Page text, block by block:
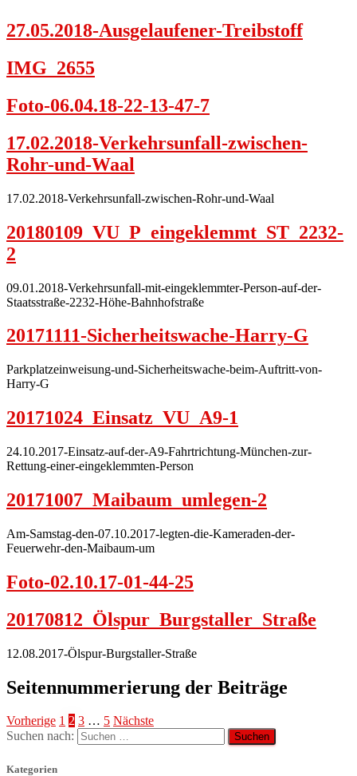
27.05.2018-Ausgelaufener-Treibstoff
IMG_2655
Foto-06.04.18-22-13-47-7
17.02.2018-Verkehrsunfall-zwischen-
Rohr-und-Waal
17.02.2018-Verkehrsunfall-zwischen-Rohr-und-Waal
20180109_VU_P_eingeklemmt_ST_2232-
2
09.01.2018-Verkehrsunfall-mit-eingeklemmter-Person-auf-der-
Staatsstraße-2232-Höhe-Bahnhofstraße
20171111-Sicherheitswache-Harry-G
Parkplatzeinweisung-und-Sicherheitswache-beim-Auftritt-von-
Harry-G
20171024_Einsatz_VU_A9-1
24.10.2017-Einsatz-auf-der-A9-Fahrtrichtung-München-zur-
Rettung-einer-eingeklemmten-Person
20171007_Maibaum_umlegen-2
Am-Samstag-den-07.10.2017-legten-die-Kameraden-der-
Feuerwehr-den-Maibaum-um
Foto-02.10.17-01-44-25
20170812_Ölspur_Burgstaller_Straße
12.08.2017-Ölspur-Burgstaller-Straße
Seitennummerierung der Beiträge
Vorherige 1 2 3 … 5 Nächste
Suchen nach:
Kategorien